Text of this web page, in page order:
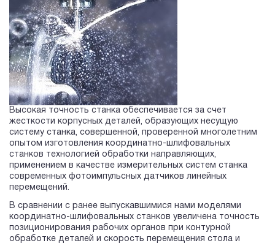
Высокая точность станка обеспечивается за счет
жесткости корпусных деталей, образующих несущую
систему станка, совершенной, проверенной многолетним
опытом изготовления координатно-шлифовальных
станков технологией обработки направляющих,
применением в качестве измерительных систем станка
современных фотоимпульсных датчиков линейных
перемещений.
В сравнении с ранее выпускавшимися нами моделями
координатно-шлифовальных станков увеличена точность
позиционирования рабочих органов при контурной
обработке деталей и скорость перемещения стола и